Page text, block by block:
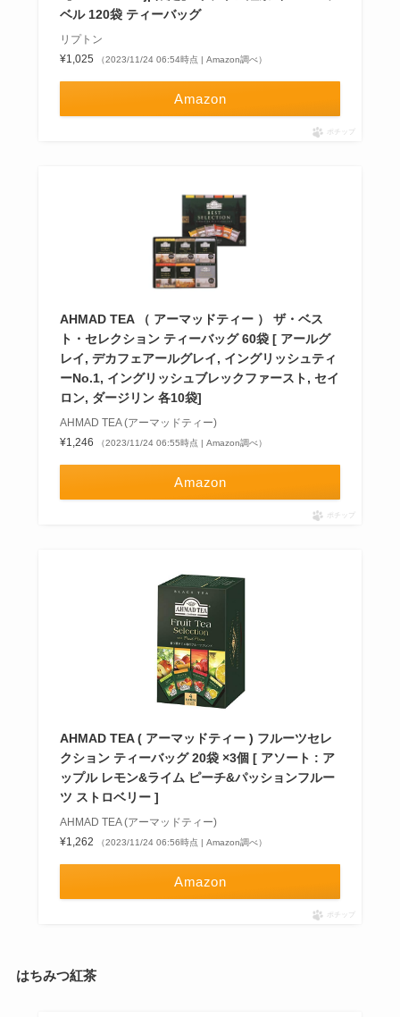
ベル 120袋 ティーバッグ
リプトン
¥1,025
（2023/11/24 06:54時点 | Amazon調べ）
Amazon
ポチップ
AHMAD TEA （ アーマッドティー ） ザ・ベス
ト・セレクション ティーバッグ 60袋 [ アールグ
レイ, デカフェアールグレイ, イングリッシュティ
ーNo.1, イングリッシュブレックファースト, セイ
ロン, ダージリン 各10袋]
AHMAD TEA (アーマッドティー)
¥1,246
（2023/11/24 06:55時点 | Amazon調べ）
Amazon
ポチップ
AHMAD TEA ( アーマッドティー ) フルーツセレ
クション ティーバッグ 20袋 ×3個 [ アソート : ア
ップル レモン&ライム ピーチ&パッションフルー
ツ ストロベリー ]
AHMAD TEA (アーマッドティー)
¥1,262
（2023/11/24 06:56時点 | Amazon調べ）
Amazon
ポチップ
はちみつ紅茶